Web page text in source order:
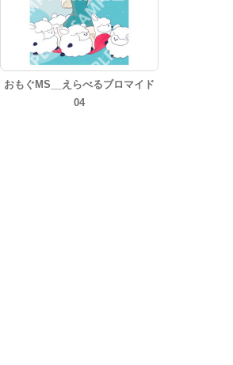
おもぐMS__えらべるブロマイド
04